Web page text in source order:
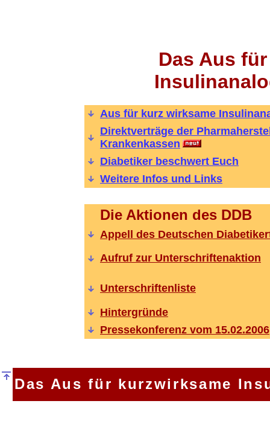
Das Aus
Aus für kurz wirksame
Direktverträge der
Krankenkassen
Diabetiker beschwert Euch
Weitere Infos und Links
Die Aktionen des DDB
Appell des Deutschen
Aufruf zur Unterschriftenaktion
Unterschriftenliste
Hintergründe
Pressekonferenz vom 15.02.2006
Das Aus für kurzwirksame